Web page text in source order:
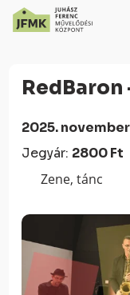
Content
navigációhoz
2025.
Jegyár: 2800 Ft
Zene, tánc